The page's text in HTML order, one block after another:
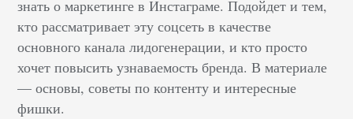
знать о маркетинге в Инстаграме. Подойдет и тем,
кто рассматривает эту соцсеть в качестве
основного канала лидогенерации, и кто просто
хочет повысить узнаваемость бренда. В материале
— основы, советы по контенту и интересные
фишки.